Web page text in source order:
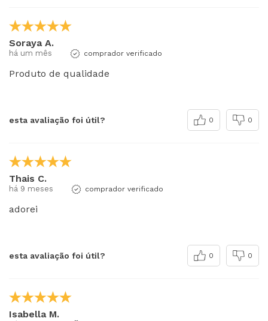
Soraya A.
há um mês comprador verificado
Produto de qualidade
esta avaliação foi útil? 0 0
Thais C.
há 9 meses comprador verificado
adorei
esta avaliação foi útil? 0 0
Isabella M.